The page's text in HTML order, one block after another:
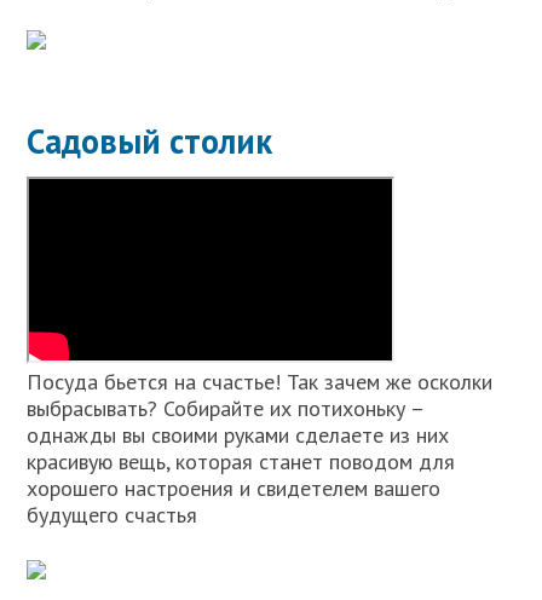
Садовый столик
Посуда бьется на счастье! Так зачем же осколки
выбрасывать? Собирайте их потихоньку –
однажды вы своими руками сделаете из них
красивую вещь, которая станет поводом для
хорошего настроения и свидетелем вашего
будущего счастья